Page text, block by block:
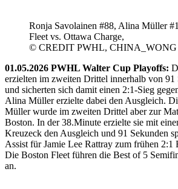
Ronja Savolainen #88, Alina Müller
Fleet vs. Ottawa Charge,
© CREDIT PWHL, CHINA_WONG
01.05.2026 PWHL Walter Cup Playoffs:
erzielten im zweiten Drittel innerhalb von 91
und sicherten sich damit einen 2:1-Sieg
Alina Müller erzielte dabei den Ausgleich.
Müller wurde im zweiten Drittel aber zur
Boston. In der 38.Minute erzielte sie mit
Kreuzeck den Ausgleich und 91 Sekunden
Assist für Jamie Lee Rattray zum frühen 2:1
Die Boston Fleet führen die Best of 5
an.